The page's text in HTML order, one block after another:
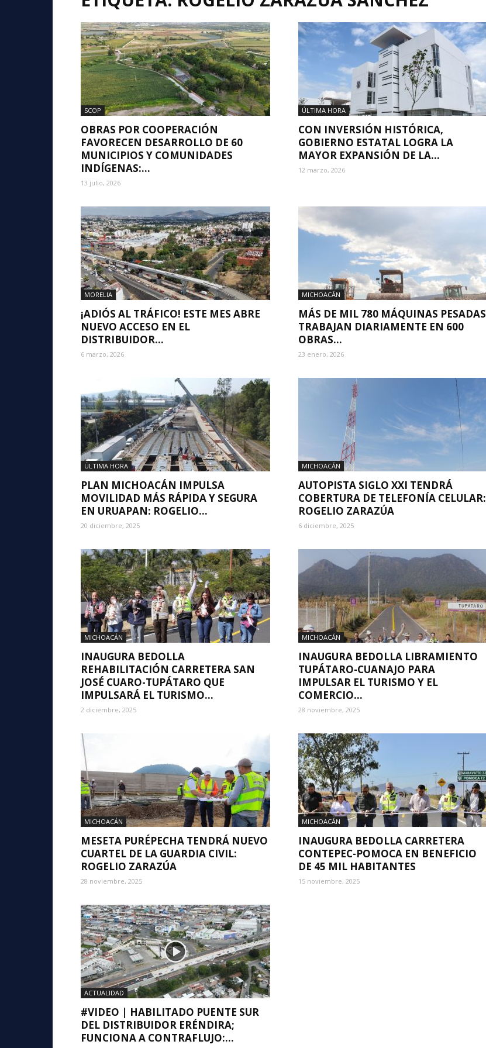
SCOP
OBRAS POR COOPERACIÓN
FAVORECEN DESARROLLO DE 60
MUNICIPIOS Y COMUNIDADES
INDÍGENAS:...
13 julio, 2026
ÚLTIMA HORA
CON INVERSIÓN HISTÓRICA,
GOBIERNO ESTATAL LOGRA LA
MAYOR EXPANSIÓN DE LA...
12 marzo, 2026
MORELIA
¡ADIÓS AL TRÁFICO! ESTE MES ABRE
NUEVO ACCESO EN EL
DISTRIBUIDOR...
6 marzo, 2026
MICHOACÁN
MÁS DE MIL 780 MÁQUINAS PESADAS
TRABAJAN DIARIAMENTE EN 600
OBRAS...
23 enero, 2026
ÚLTIMA HORA
PLAN MICHOACÁN IMPULSA
MOVILIDAD MÁS RÁPIDA Y SEGURA
EN URUAPAN: ROGELIO...
20 diciembre, 2025
MICHOACÁN
AUTOPISTA SIGLO XXI TENDRÁ
COBERTURA DE TELEFONÍA CELULAR:
ROGELIO ZARAZÚA
6 diciembre, 2025
MICHOACÁN
INAUGURA BEDOLLA
REHABILITACIÓN CARRETERA SAN
JOSÉ CUARO-TUPÁTARO QUE
IMPULSARÁ EL TURISMO...
2 diciembre, 2025
MICHOACÁN
INAUGURA BEDOLLA LIBRAMIENTO
TUPÁTARO-CUANAJO PARA
IMPULSAR EL TURISMO Y EL
COMERCIO...
28 noviembre, 2025
MICHOACÁN
MESETA PURÉPECHA TENDRÁ NUEVO
CUARTEL DE LA GUARDIA CIVIL:
ROGELIO ZARAZÚA
28 noviembre, 2025
MICHOACÁN
INAUGURA BEDOLLA CARRETERA
CONTEPEC-POMOCA EN BENEFICIO
DE 45 MIL HABITANTES
15 noviembre, 2025
ACTUALIDAD
#VIDEO | HABILITADO PUENTE SUR
DEL DISTRIBUIDOR ERÉNDIRA;
FUNCIONA A CONTRAFLUJO:...